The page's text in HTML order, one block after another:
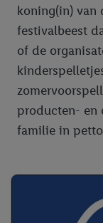
koning(in) van
festivalbeest
of de
producten- en
familie in